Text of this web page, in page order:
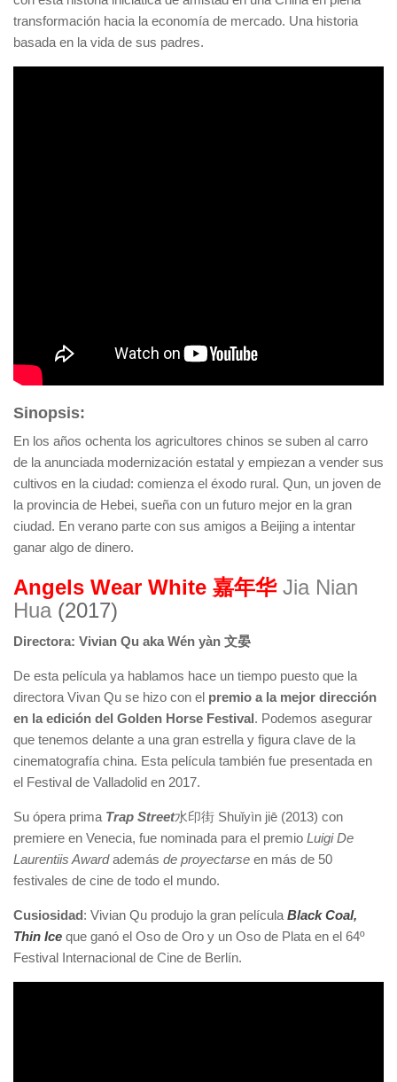
transformación hacia la economía de mercado. Una historia
basada en la vida de sus padres.
Sinopsis:
En los años ochenta los agricultores chinos se suben al carro
de la anunciada modernización estatal y empiezan a vender sus
cultivos en la ciudad: comienza el éxodo rural. Qun, un joven de
la provincia de Hebei, sueña con un futuro mejor en la gran
ciudad. En verano parte con sus amigos a Beijing a intentar
ganar algo de dinero.
Angels Wear White 嘉年华 Jia Nian
Hua (2017)
Directora: Vivian Qu aka Wén yàn 文晏
De esta película ya hablamos hace un tiempo puesto que la
directora Vivan Qu se hizo con el premio a la mejor dirección
en la edición del Golden Horse Festival. Podemos asegurar
que tenemos delante a una gran estrella y figura clave de la
cinematografía china. Esta película también fue presentada en
el Festival de Valladolid en 2017.
Su ópera prima Trap Street水印街 Shuǐyìn jiē (2013) con
premiere en Venecia, fue nominada para el premio Luigi De
Laurentiis Awardademás de proyectarse en más de 50
festivales de cine de todo el mundo.
Cusiosidad: Vivian Qu produjo la gran película Black Coal,
Thin Ice que ganó el Oso de Oro y un Oso de Plata en el 64º
Festival Internacional de Cine de Berlín.